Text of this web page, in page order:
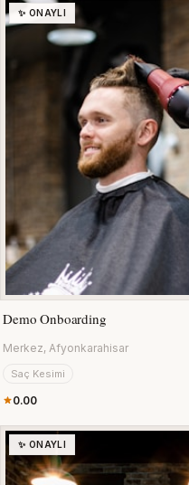
✨ ONAYLI
Demo Onboarding
Merkez, Afyonkarahisar
Saç Kesimi
0.00
✨ ONAYLI